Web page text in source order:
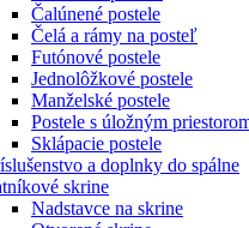
Čalúnené postele
Čelá a rámy na posteľ
Futónové postele
Jednolôžkové postele
Manželské postele
Postele s úložným
Sklápacie postele
a doplnky do spálne
skrine
Nadstavce na skrine